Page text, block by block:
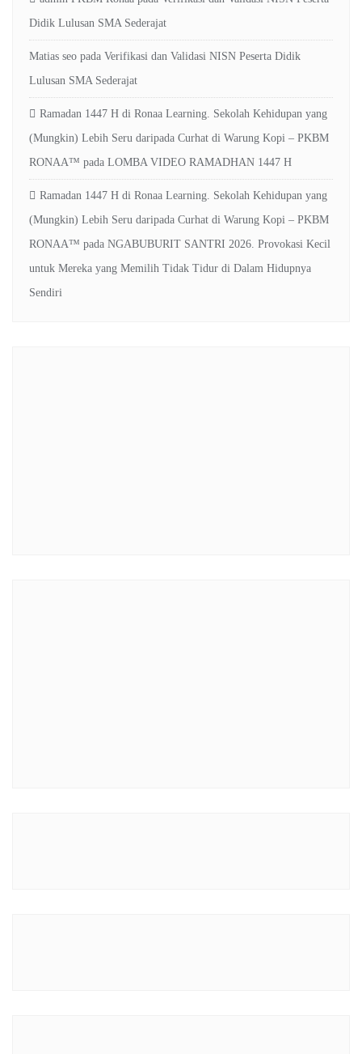
Didik Lulusan SMA Sederajat
Matias seo pada Verifikasi dan Validasi NISN Peserta Didik
Lulusan SMA Sederajat
Ramadan 1447 H di Ronaa Learning. Sekolah Kehidupan yang
(Mungkin) Lebih Seru daripada Curhat di Warung Kopi – PKBM
RONAA™ pada LOMBA VIDEO RAMADHAN 1447 H
Ramadan 1447 H di Ronaa Learning. Sekolah Kehidupan yang
(Mungkin) Lebih Seru daripada Curhat di Warung Kopi – PKBM
RONAA™ pada NGABUBURIT SANTRI 2026. Provokasi Kecil
untuk Mereka yang Memilih Tidak Tidur di Dalam Hidupnya
Sendiri